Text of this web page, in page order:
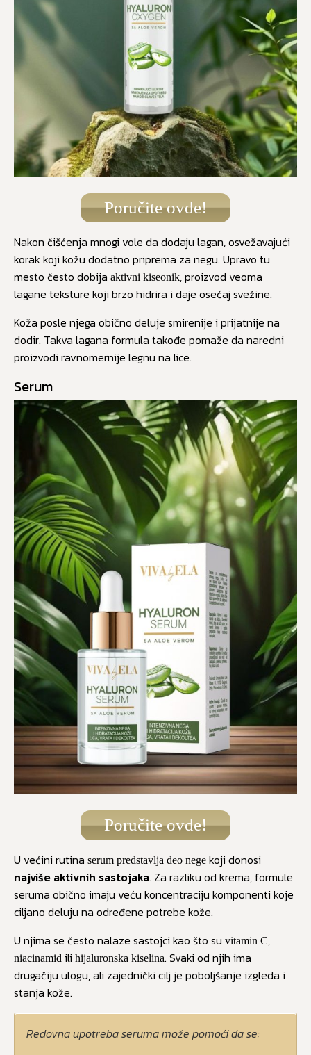
Poručite ovde!
Nakon čišćenja mnogi vole da dodaju lagan, osvežavajući
korak koji kožu dodatno priprema za negu. Upravo tu
mesto često dobija aktivni kiseonik, proizvod veoma
lagane teksture koji brzo hidrira i daje osećaj svežine.
Koža posle njega obično deluje smirenije i prijatnije na
dodir. Takva lagana formula takođe pomaže da naredni
proizvodi ravnomernije legnu na lice.
Serum
Poručite ovde!
U većini rutina serum predstavlja deo nege koji donosi
najviše aktivnih sastojaka. Za razliku od krema, formule
seruma obično imaju veću koncentraciju komponenti koje
ciljano deluju na određene potrebe kože.
U njima se često nalaze sastojci kao što su vitamin C,
niacinamid ili hijaluronska kiselina. Svaki od njih ima
drugačiju ulogu, ali zajednički cilj je poboljšanje izgleda i
stanja kože.
Redovna upotreba seruma može pomoći da se: